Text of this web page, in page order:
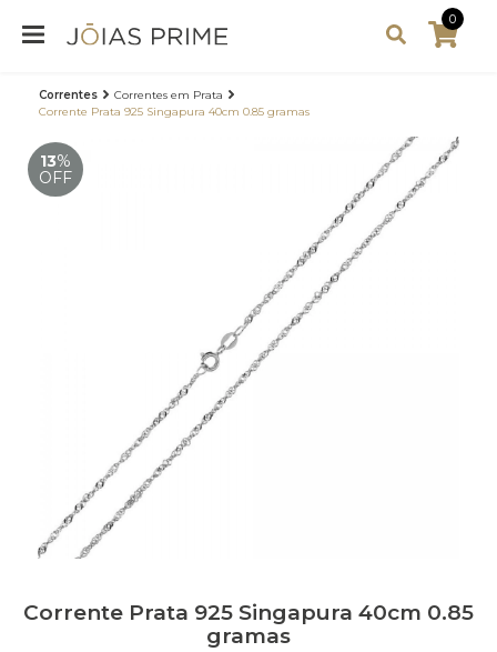
0
Correntes
Correntes em Prata
Corrente Prata 925 Singapura 40cm 0.85 gramas
13%
OFF
Corrente Prata 925 Singapura 40cm 0.85
gramas